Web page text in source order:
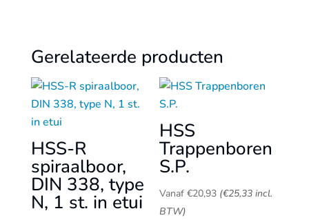
Gerelateerde producten
HSS-R
spiraalboor,
DIN 338, type
N, 1 st. in etui
HSS
Trappenboren
S.P.
Vanaf €20,93 (€25,33 incl.
BTW)